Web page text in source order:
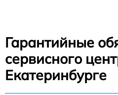
Гарантийные
сервисного
Екатеринбурге